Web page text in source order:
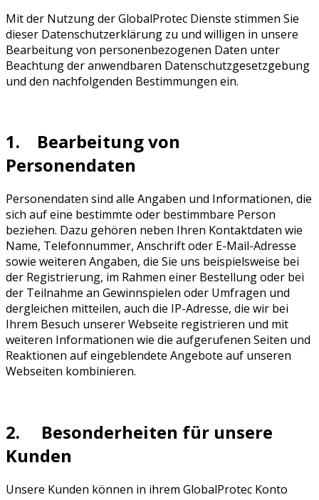
Mit der Nutzung der GlobalProtec Dienste stimmen Sie
dieser Datenschutzerklärung zu und willigen in unsere
Bearbeitung von personenbezogenen Daten unter
Beachtung der anwendbaren Datenschutzgesetzgebung
und den nachfolgenden Bestimmungen ein.
1. Bearbeitung von
Personendaten
Personendaten sind alle Angaben und Informationen, die
sich auf eine bestimmte oder bestimmbare Person
beziehen. Dazu gehören neben Ihren Kontaktdaten wie
Name, Telefonnummer, Anschrift oder E-Mail-Adresse
sowie weiteren Angaben, die Sie uns beispielsweise bei
der Registrierung, im Rahmen einer Bestellung oder bei
der Teilnahme an Gewinnspielen oder Umfragen und
dergleichen mitteilen, auch die IP-Adresse, die wir bei
Ihrem Besuch unserer Webseite registrieren und mit
weiteren Informationen wie die aufgerufenen Seiten und
Reaktionen auf eingeblendete Angebote auf unseren
Webseiten kombinieren.
2. Besonderheiten für unsere
Kunden
Unsere Kunden können in ihrem GlobalProtec Konto